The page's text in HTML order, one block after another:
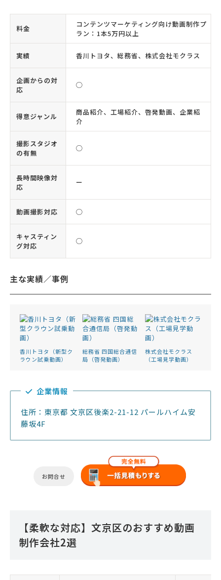
料金
コンテンツマーケティング向け動画制作プ
ラン：1本5万円以上
実績 香川トヨタ、総務省、株式会社モクラス
企画からの対
応
◯
得意ジャンル
商品紹介、工場紹介、啓発動画、企業紹
介
撮影スタジオ
の有無
◯
長時間映像対
応
ー
動画撮影対応 ◯
キャスティン
グ対応
◯
主な実績／事例
香川トヨタ（新型ク
ラウン試乗動画）
総務省 四国総合通信
局（啓発動画）
株式会社モクラス
（工場見学動画）
企業情報
住所：東京都 文京区後楽2-21-12 パールハイム安
藤坂4F
お問合せ
【柔軟な対応】文京区のおすすめ動画
制作会社2選